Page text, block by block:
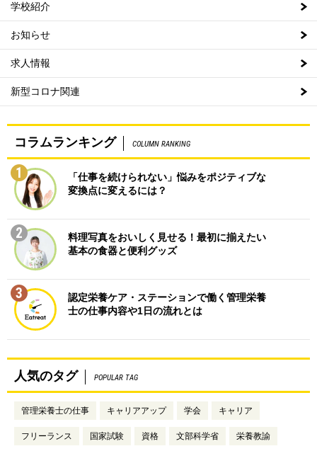
学校紹介
お知らせ
求人情報
新型コロナ関連
コラムランキング COLUMN RANKING
1
「仕事を続けられない」悩みをポジティブな
変換点に変えるには？
2
料理写真をおいしく見せる！最初に揃えたい
基本の食器と便利グッズ
3
認定栄養ケア・ステーションで働く管理栄養
士の仕事内容や1日の流れとは
人気のタグ POPULAR TAG
管理栄養士の仕事 キャリアアップ 学会 キャリア
フリーランス 国家試験 資格 文部科学省 栄養教諭